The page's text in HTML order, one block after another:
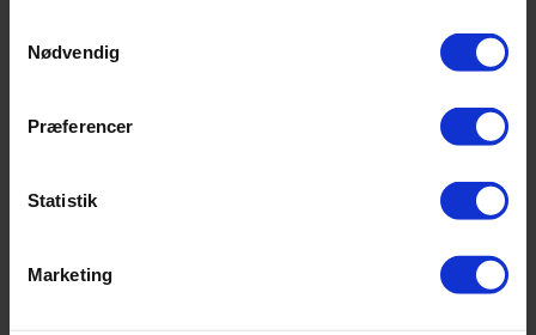
Nødvendig
Præferencer
Statistik
Marketing
Europas højeste standard – maksimal sikkerhed
Vi benytter dobbelttest og minimum 25 DNA-punkter for
✔ 100 % sikkerhed ved udelukkelse